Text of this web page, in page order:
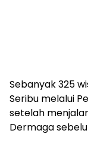
Sebanyak 325
Seribu melalui
setelah
Dermaga